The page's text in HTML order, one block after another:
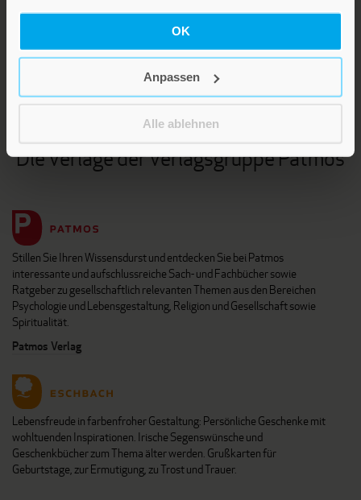
OK
Anpassen
Alle ablehnen
LEBE GUT MAGAZIN
NEWSLETTER
KARRIERE
Die Verlage der Verlagsgruppe Patmos
Stillen Sie Ihren Wissensdurst und entdecken Sie bei Patmos
interessante und aufschlussreiche Sach- und Fachbücher sowie
Ratgeber zu gesellschaftlich relevanten Themen aus den Bereichen
Psychologie und Lebensgestaltung, Religion und Gesellschaft sowie
Spiritualität.
Patmos Verlag
Lebensfreude in farbenfroher Gestaltung: Persönliche Geschenke mit
wohltuenden Inspirationen. Irische Segenswünsche und
Geschenkbücher zum Thema älter werden. Grußkarten für
Geburtstage, zur Ermutigung, zu Trost und Trauer.